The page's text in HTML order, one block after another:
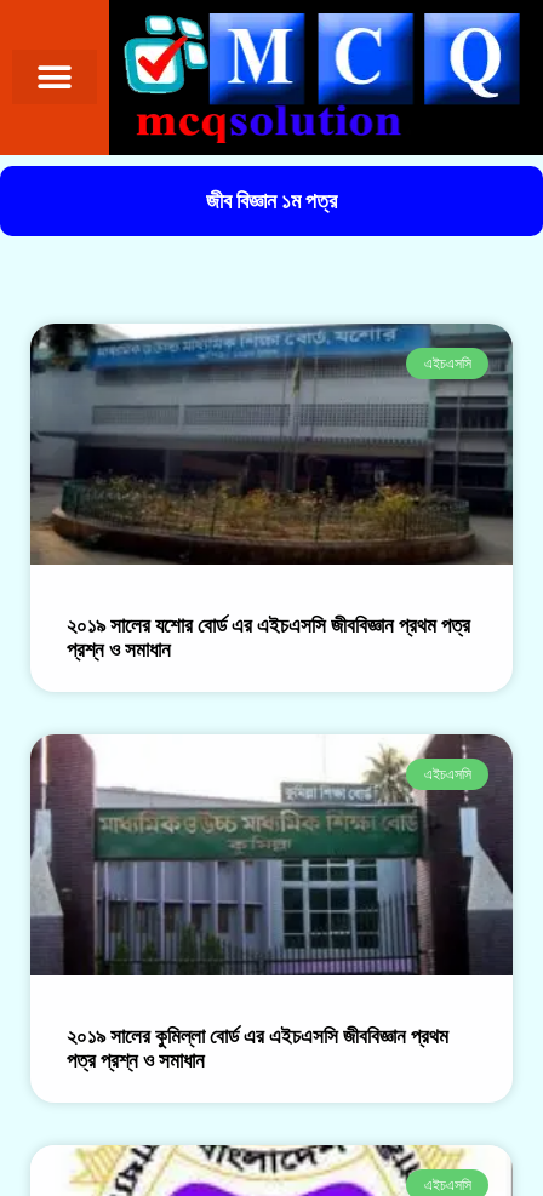
জীব বিজ্ঞান ১ম পত্র
এইচএসসি
২০১৯ সালের যশোর বোর্ড এর এইচএসসি জীববিজ্ঞান প্রথম পত্র
প্রশ্ন ও সমাধান
এইচএসসি
২০১৯ সালের কুমিল্লা বোর্ড এর এইচএসসি জীববিজ্ঞান প্রথম
পত্র প্রশ্ন ও সমাধান
এইচএসসি